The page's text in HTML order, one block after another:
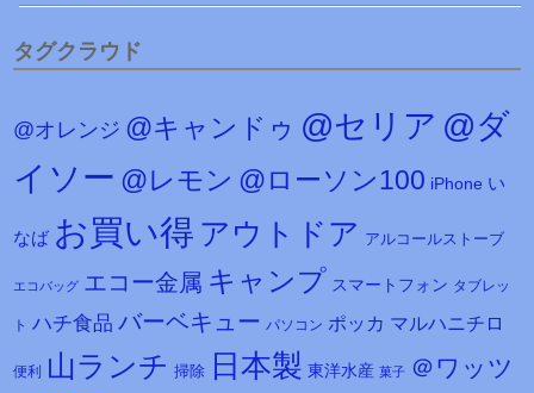
タグクラウド
@オレンジ @キャンドゥ @セリア @ダ
イソー @レモン @ローソン100 iPhone い
なば お買い得 アウトドア アルコールストーブ
エコバッグ エコー金属 キャンプ スマートフォン タブレッ
ト ハチ食品 バーベキュー パソコン ポッカ マルハニチロ
便利 山ランチ 掃除 日本製 東洋水産 菓子 ＠ワッツ